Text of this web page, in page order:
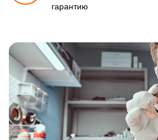
гарантию